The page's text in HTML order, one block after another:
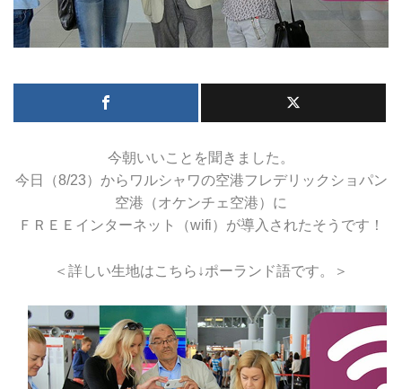
今朝いいことを聞きました。
今日（8/23）からワルシャワの空港フレデリックショパン
空港（オケンチェ空港）に
ＦＲＥＥインターネット（wifi）が導入されたそうです！
＜詳しい生地はこちら↓ポーランド語です。＞